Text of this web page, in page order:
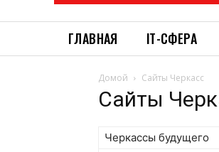
ГЛАВНАЯ ІТ-СФЕРА
Домой Сайты Черкасс
Сайты
Черкассы будущего